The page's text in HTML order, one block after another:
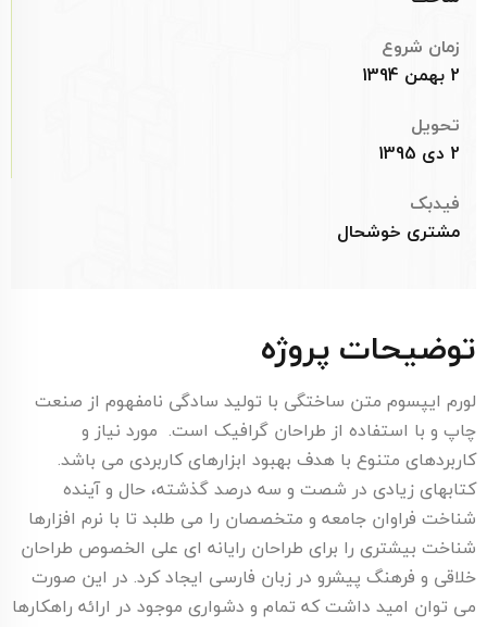
زمان شروع
2 بهمن 1394
تحویل
2 دی 1395
فیدبک
مشتری خوشحال
توضیحات پروژه
لورم ایپسوم متن ساختگی با تولید سادگی نامفهوم از صنعت
چاپ و با استفاده از طراحان گرافیک است. مورد نیاز و
کاربردهای متنوع با هدف بهبود ابزارهای کاربردی می باشد.
کتابهای زیادی در شصت و سه درصد گذشته، حال و آینده
شناخت فراوان جامعه و متخصصان را می طلبد تا با نرم افزارها
شناخت بیشتری را برای طراحان رایانه ای علی الخصوص طراحان
خلاقی و فرهنگ پیشرو در زبان فارسی ایجاد کرد. در این صورت
می توان امید داشت که تمام و دشواری موجود در ارائه راهکارها